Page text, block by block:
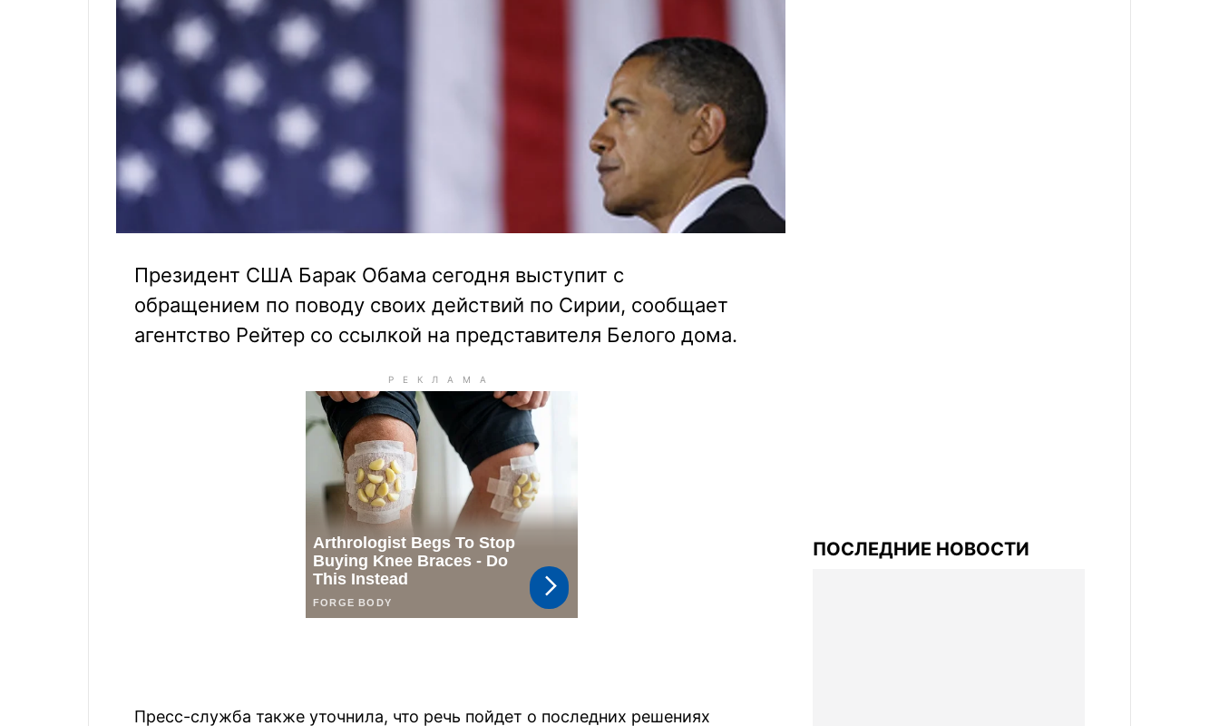
Президент США Барак Обама сегодня выступит с
обращением по поводу своих действий по Сирии, сообщает
агентство Рейтер со ссылкой на представителя Белого дома.
Пресс-служба также уточнила, что речь пойдет о последних решениях
ПОСЛЕДНИЕ НОВОСТИ